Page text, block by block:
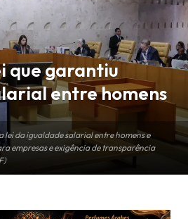
lei da igualdade salarial entre homens e
empresas e exigência de transparência
que garantiu
entre homens